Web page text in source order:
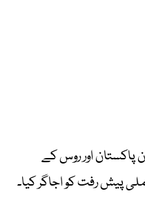
کے دوران پاکستان اور روس کے
پیش رفت کو اجاگر کیا۔